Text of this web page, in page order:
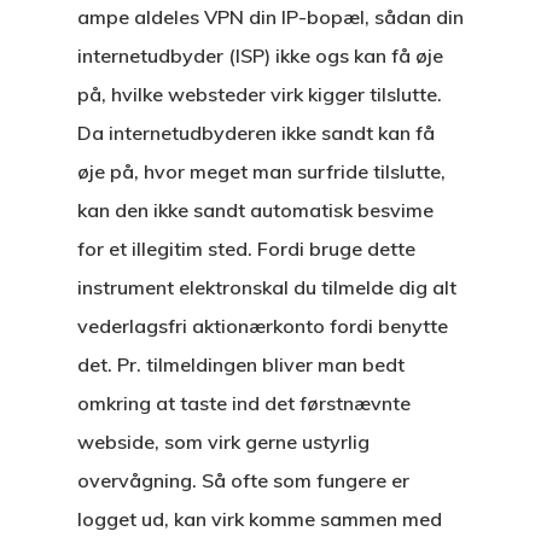
ampe aldeles VPN din IP-bopæl, sådan din
internetudbyder (ISP) ikke ogs kan få øje
på, hvilke websteder virk kigger tilslutte.
Da internetudbyderen ikke sandt kan få
øje på, hvor meget man surfride tilslutte,
kan den ikke sandt automatisk besvime
for et illegitim sted. Fordi bruge dette
instrument elektronskal du tilmelde dig alt
vederlagsfri aktionærkonto fordi benytte
det. Pr. tilmeldingen bliver man bedt
omkring at taste ind det førstnævnte
webside, som virk gerne ustyrlig
overvågning. Så ofte som fungere er
logget ud, kan virk komme sammen med